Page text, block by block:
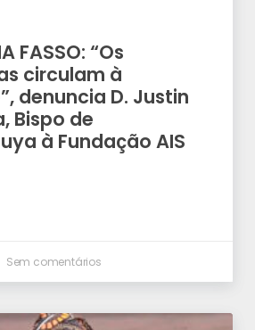
FASSO: “Os
circulam à
denuncia D. Justin
Bispo de
à Fundação AIS
Sem comentários